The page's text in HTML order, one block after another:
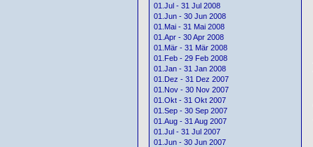
01.Jul - 31 Jul 2008
01.Jun - 30 Jun 2008
01.Mai - 31 Mai 2008
01.Apr - 30 Apr 2008
01.Mär - 31 Mär 2008
01.Feb - 29 Feb 2008
01.Jan - 31 Jan 2008
01.Dez - 31 Dez 2007
01.Nov - 30 Nov 2007
01.Okt - 31 Okt 2007
01.Sep - 30 Sep 2007
01.Aug - 31 Aug 2007
01.Jul - 31 Jul 2007
01.Jun - 30 Jun 2007